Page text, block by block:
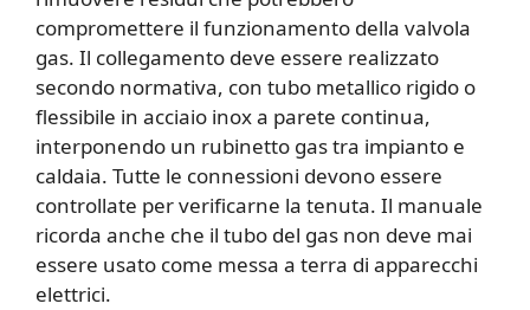
compromettere il funzionamento della valvola
gas. Il collegamento deve essere realizzato
secondo normativa, con tubo metallico rigido o
flessibile in acciaio inox a parete continua,
interponendo un rubinetto gas tra impianto e
caldaia. Tutte le connessioni devono essere
controllate per verificarne la tenuta. Il manuale
ricorda anche che il tubo del gas non deve mai
essere usato come messa a terra di apparecchi
elettrici.